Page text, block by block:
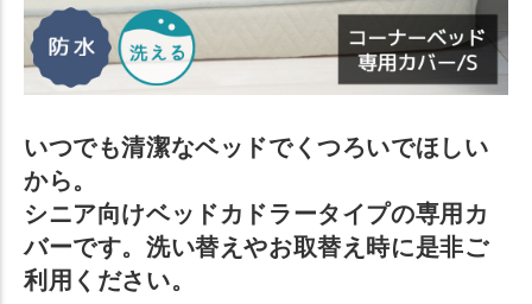
いつでも清潔なベッドでくつろいでほしい
から。
シニア向けベッドカドラータイプの専用カ
バーです。洗い替えやお取替え時に是非ご
利用ください。